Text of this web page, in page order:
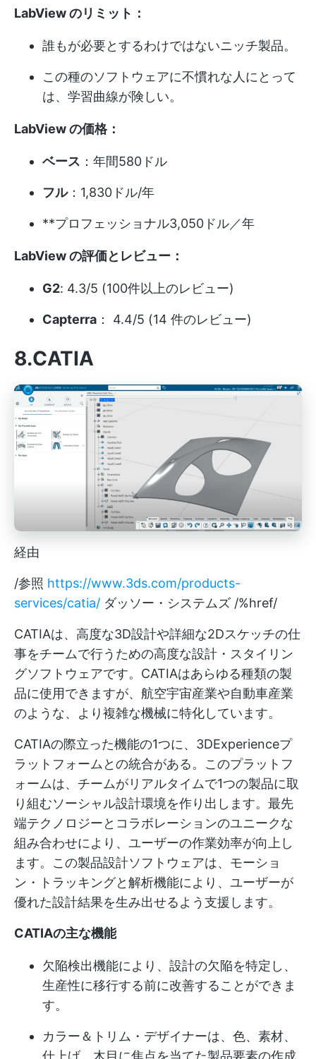
LabView のリミット：
誰もが必要とするわけではないニッチ製品。
この種のソフトウェアに不慣れな人にとって
は、学習曲線が険しい。
LabView の価格：
ベース ：年間580ドル
フル：1,830ドル/年
**プロフェッショナル3,050ドル／年
LabView の評価とレビュー：
G2: 4.3/5 (100件以上のレビュー)
Capterra ： 4.4/5 (14 件のレビュー)
8.CATIA
経由
/参照 https://www.3ds.com/products-
services/catia/ ダッソー・システムズ /%href/
CATIAは、高度な3D設計や詳細な2Dスケッチの仕
事をチームで行うための高度な設計・スタイリン
グソフトウェアです。CATIAはあらゆる種類の製
品に使用できますが、航空宇宙産業や自動車産業
のような、より複雑な機械に特化しています。
CATIAの際立った機能の1つに、3DExperienceプ
ラットフォームとの統合がある。このプラットフ
ォームは、チームがリアルタイムで1つの製品に取
り組むソーシャル設計環境を作り出します。最先
端テクノロジーとコラボレーションのユニークな
組み合わせにより、ユーザーの作業効率が向上し
ます。この製品設計ソフトウェアは、モーショ
ン・トラッキングと解析機能により、ユーザーが
優れた設計結果を生み出せるよう支援します。
CATIAの主な機能
欠陥検出機能により、設計の欠陥を特定し、
生産性に移行する前に改善することができま
す。
カラー＆トリム・デザイナーは、色、素材、